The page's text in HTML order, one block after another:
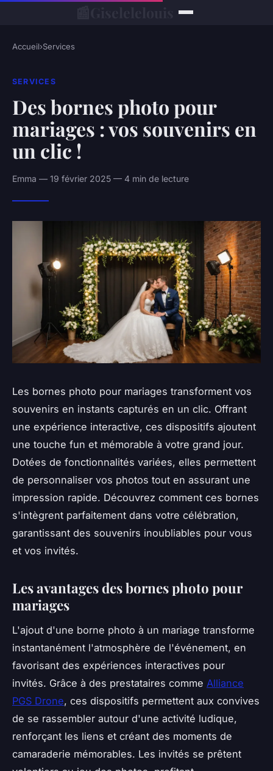
Accueil›Services
SERVICES
Des bornes photo pour
mariages : vos souvenirs en
un clic !
Emma — 19 février 2025 — 4 min de lecture
Les bornes photo pour mariages transforment vos
souvenirs en instants capturés en un clic. Offrant
une expérience interactive, ces dispositifs ajoutent
une touche fun et mémorable à votre grand jour.
Dotées de fonctionnalités variées, elles permettent
de personnaliser vos photos tout en assurant une
impression rapide. Découvrez comment ces bornes
s'intègrent parfaitement dans votre célébration,
garantissant des souvenirs inoubliables pour vous
et vos invités.
Les avantages des bornes photo pour
mariages
L'ajout d'une borne photo à un mariage transforme
instantanément l'atmosphère de l'événement, en
favorisant des expériences interactives pour
invités. Grâce à des prestataires comme Alliance
PGS Drone, ces dispositifs permettent aux convives
de se rassembler autour d'une activité ludique,
renforçant les liens et créant des moments de
camaraderie mémorables. Les invités se prêtent